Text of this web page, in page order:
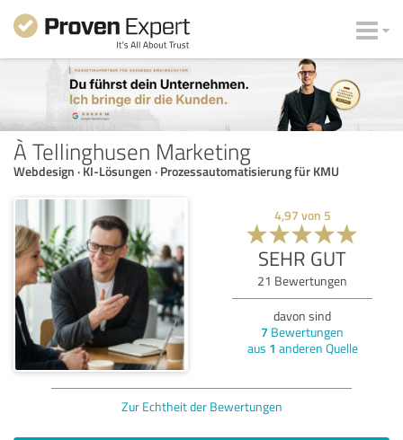
À Tellinghusen Marketing
Webdesign · KI-Lösungen · Prozessautomatisierung für KMU
4,97 von 5
SEHR GUT
21 Bewertungen
davon sind
7 Bewertungen
aus 1 anderen Quelle
Zur Echtheit der Bewertungen